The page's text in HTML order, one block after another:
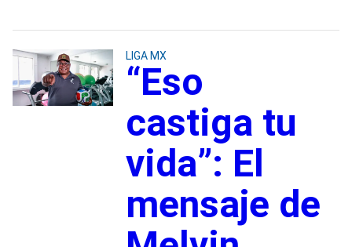
LIGA MX
“Eso
castiga tu
vida”: El
mensaje de